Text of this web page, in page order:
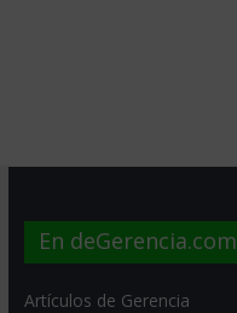
En deGerencia.com
Artículos de Gerencia